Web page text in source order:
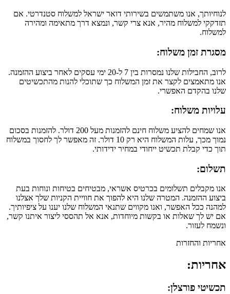
לנוחיותך, אנו משתמשים בשירותי דואר ישראל למשלוח סטנדרטי. אם
תזדקקי למשלוח מהיר, אנא צרי קשר, ונמצא דרך מתאימה ומהירה
למשלוח.
מסגרת זמן משלוח:
לרוב, החבילות שלנו נמסרות בין 7 ל-20 ימי עסקים לאחר ביצוע ההזמנה.
אנו מתאמצים לקצר את זמן המשלוח כך שתוכלי להנות מהתכשיטים
שלנו בהקדם האפשרי.
עלויות משלוח:
אנו שמחים להציע משלוח חינם להזמנות מעל 200 דולר. להזמנות בסכום
נמוך מכך, עלות המשלוח היא רק 10 דולר. זה מאפשר לך לחסוך במשלוח
תוך כדי קבלת תכשיט ייחודי במחיר ידידותי.
תשלום:
אנו מקבלים תשלומים בכרטיס אשראי, מבטיחים בטיחות ונוחות בעת
ביצוע ההזמנה. המטרה שלנו היא להפוך את חוויית הקניות שלך אצלנו
למהנה ככל האפשר, ואנו מקווים שתנאי המשלוח שלנו יענו על ציפיותיך.
אם יש לך שאלות או בקשות מיוחדות, אנא אל תהססי ליצור איתנו קשר,
ונשמח לעזור.
אחריות והחזרות
אחריות:
תכשיטי פורצלן: